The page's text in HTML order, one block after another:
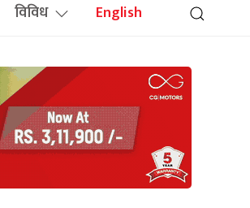
विविध English